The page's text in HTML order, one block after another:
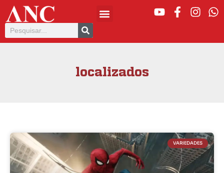
localizados
VARIEDADES